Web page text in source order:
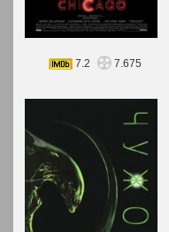
7.2
7.675